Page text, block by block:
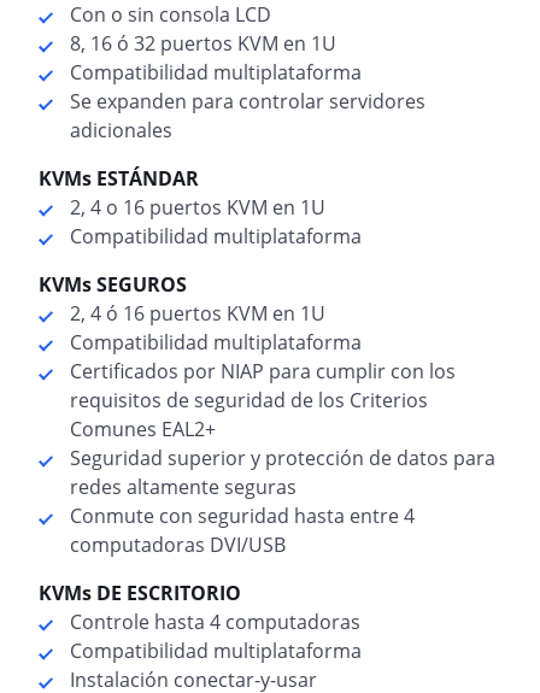
Con o sin consola LCD
8, 16 ó 32 puertos KVM en 1U
Compatibilidad multiplataforma
Se expanden para controlar servidores
adicionales
KVMs ESTÁNDAR
2, 4 o 16 puertos KVM en 1U
Compatibilidad multiplataforma
KVMs SEGUROS
2, 4 ó 16 puertos KVM en 1U
Compatibilidad multiplataforma
Certificados por NIAP para cumplir con los
requisitos de seguridad de los Criterios
Comunes EAL2+
Seguridad superior y protección de datos para
redes altamente seguras
Conmute con seguridad hasta entre 4
computadoras DVI/USB
KVMs DE ESCRITORIO
Controle hasta 4 computadoras
Compatibilidad multiplataforma
Instalación conectar-y-usar